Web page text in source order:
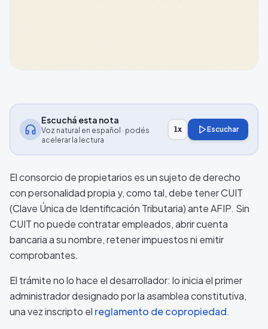
Escuchá esta nota
Voz natural en español · podés
acelerar la lectura
1x Escuchar
El consorcio de propietarios es un sujeto de derecho
con personalidad propia y, como tal, debe tener CUIT
(Clave Única de Identificación Tributaria) ante AFIP. Sin
CUIT no puede contratar empleados, abrir cuenta
bancaria a su nombre, retener impuestos ni emitir
comprobantes.
El trámite no lo hace el desarrollador: lo inicia el primer
administrador designado por la asamblea constitutiva,
una vez inscripto el reglamento de copropiedad.